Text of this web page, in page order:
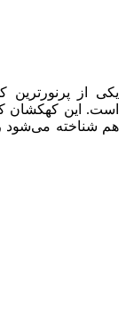
یکی از